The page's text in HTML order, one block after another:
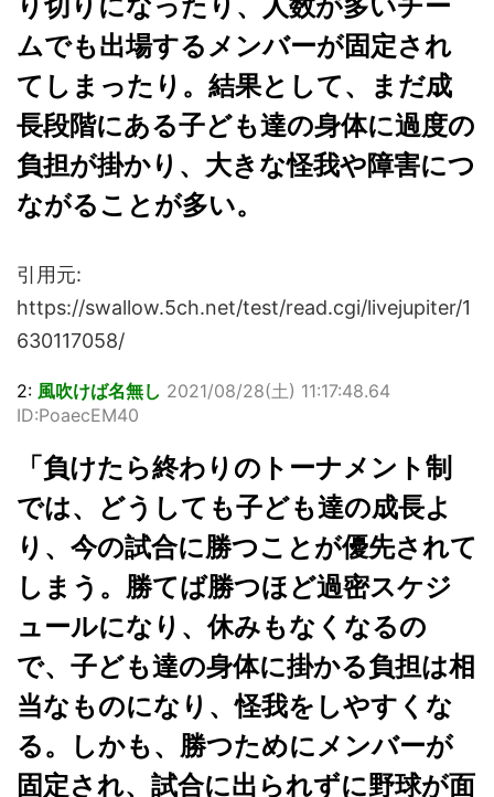
ムでも出場するメンバーが固定され
てしまったり。結果として、まだ成
長段階にある子ども達の身体に過度の
負担が掛かり、大きな怪我や障害につ
ながることが多い。
引用元:
https://swallow.5ch.net/test/read.cgi/livejupiter/1
630117058/
2: 風吹けば名無し 2021/08/28(土) 11:17:48.64
ID:PoaecEM40
「負けたら終わりのトーナメント制
では、どうしても子ども達の成長よ
り、今の試合に勝つことが優先されて
しまう。勝てば勝つほど過密スケジ
ュールになり、休みもなくなるの
で、子ども達の身体に掛かる負担は相
当なものになり、怪我をしやすくな
る。しかも、勝つためにメンバーが
固定され、試合に出られずに野球が面